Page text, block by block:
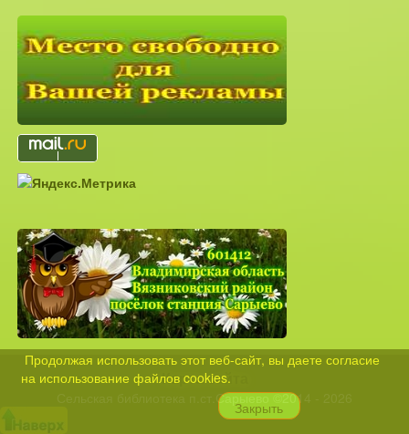
Продолжая использовать этот веб-сайт, вы даете согласие
на использование файлов cookies.
Карта сайта
Сельская библиотека п.ст.Сарыево ©2014 - 2026